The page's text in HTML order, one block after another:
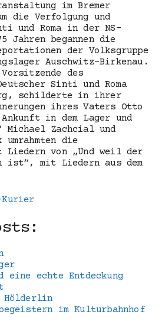
im Bremer
die Verfolgung und
und Roma in der NS-
Jahren begannen die
der Volksgruppe
Auschwitz-Birkenau.
des
Sinti und Roma
schilderte in ihrer
ihres Vaters Otto
in dem Lager und
Michael Zachcial und
die
Liedern von „Und weil der
ist“, mit Liedern aus dem
Kurier
echte Entdeckung
Hölderlin
im Kulturbahnhof